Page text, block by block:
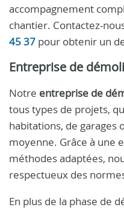
accompagnement
chantier. Contactez-
45 37 pour obtenir un
Entreprise de
Notre entreprise de
tous types de projets,
habitations, de garages
moyenne. Grâce à une
méthodes adaptées,
respectueux des
En plus de la phase de